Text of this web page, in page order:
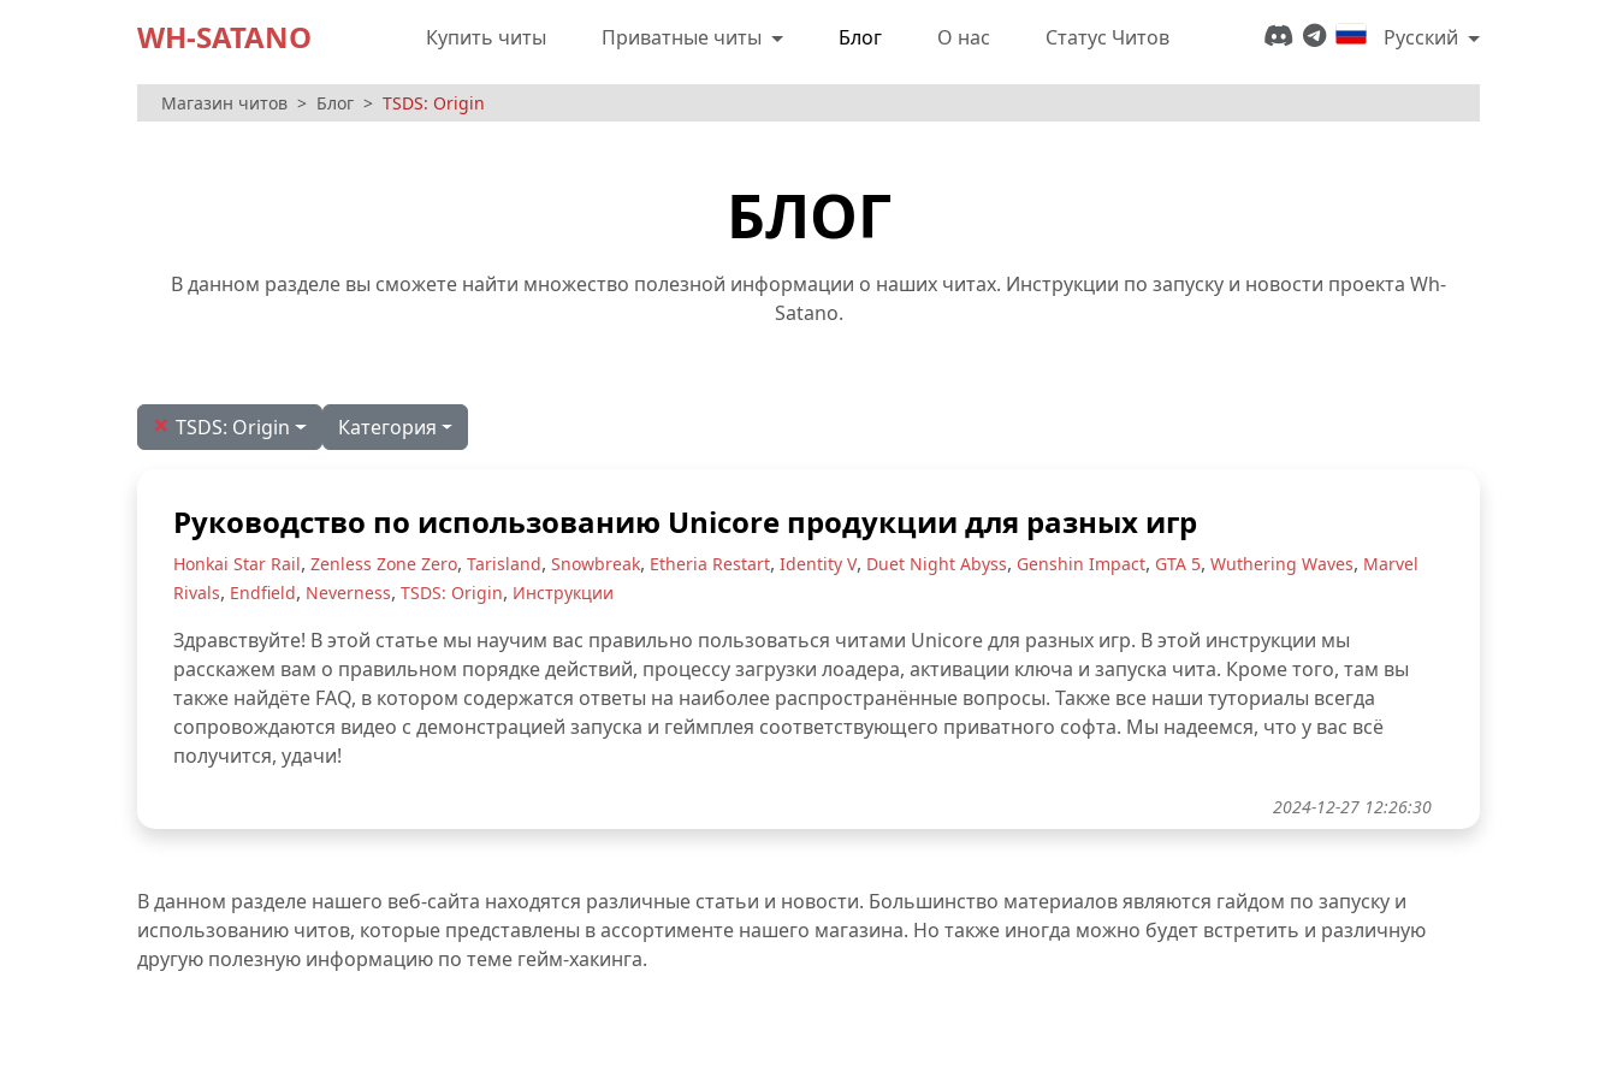
WH-SATANO Купить читы Приватные читы Блог О нас Статус Читов Русский
Магазин читов Блог TSDS: Origin
БЛОГ
В данном разделе вы сможете найти множество полезной информации о наших читах. Инструкции по запуску и новости проекта Wh-
Satano.
× TSDS: Origin Категория
Руководство по использованию Unicore продукции для разных игр
Honkai Star Rail, Zenless Zone Zero, Tarisland, Snowbreak, Etheria Restart, Identity V, Duet Night Abyss, Genshin Impact, GTA 5, Wuthering Waves, Marvel
Rivals, Endfield, Neverness, TSDS: Origin, Инструкции
Здравствуйте! В этой статье мы научим вас правильно пользоваться читами Unicore для разных игр. В этой инструкции мы
расскажем вам о правильном порядке действий, процессу загрузки лоадера, активации ключа и запуска чита. Кроме того, там вы
также найдёте FAQ, в котором содержатся ответы на наиболее распространённые вопросы. Также все наши туториалы всегда
сопровождаются видео с демонстрацией запуска и геймплея соответствующего приватного софта. Мы надеемся, что у вас всё
получится, удачи!
2024-12-27 12:26:30
В данном разделе нашего веб-сайта находятся различные статьи и новости. Большинство материалов являются гайдом по запуску и
использованию читов, которые представлены в ассортименте нашего магазина. Но также иногда можно будет встретить и различную
другую полезную информацию по теме гейм-хакинга.